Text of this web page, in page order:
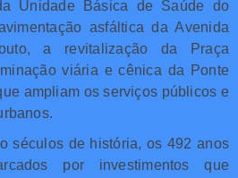
Unidade Básica de Saúde do
asfáltica da Avenida
a revitalização da Praça
viária e cênica da Ponte
ampliam os serviços públicos e
séculos de história, os 492 anos
por investimentos que